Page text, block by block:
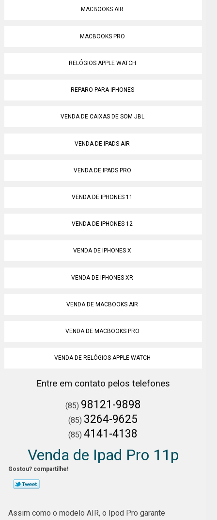
MACBOOKS AIR
MACBOOKS PRO
RELÓGIOS APPLE WATCH
REPARO PARA IPHONES
VENDA DE CAIXAS DE SOM JBL
VENDA DE IPADS AIR
VENDA DE IPADS PRO
VENDA DE IPHONES 11
VENDA DE IPHONES 12
VENDA DE IPHONES X
VENDA DE IPHONES XR
VENDA DE MACBOOKS AIR
VENDA DE MACBOOKS PRO
VENDA DE RELÓGIOS APPLE WATCH
Entre em contato pelos telefones
(85) 98121-9898
(85) 3264-9625
(85)4141-4138
Venda de Ipad Pro 11p
Gostou? compartilhe!
Assim como o modelo AIR, o Ipod Pro garante